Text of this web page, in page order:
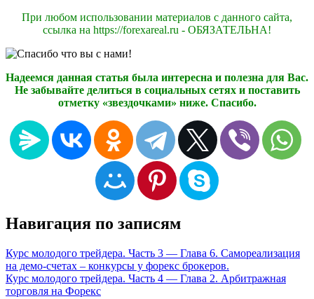
При любом использовании материалов с данного сайта,
ссылка на https://forexareal.ru - ОБЯЗАТЕЛЬНА!
Надеемся данная статья была интересна и полезна для Вас.
Не забывайте делиться в социальных сетях и поставить
отметку «звездочками» ниже. Спасибо.
Навигация по записям
Курс молодого трейдера. Часть 3 — Глава 6. Самореализация
на демо-счетах – конкурсы у форекс брокеров.
Курс молодого трейдера. Часть 4 — Глава 2. Арбитражная
торговля на Форекс